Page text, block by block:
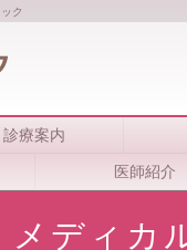
ク
診療案内
医師紹介
メディカ